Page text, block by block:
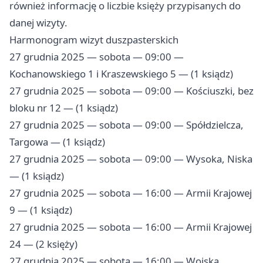
również informację o liczbie księży przypisanych do
danej wizyty.
Harmonogram wizyt duszpasterskich
27 grudnia 2025 — sobota — 09:00 —
Kochanowskiego 1 i Kraszewskiego 5 — (1 ksiądz)
27 grudnia 2025 — sobota — 09:00 — Kościuszki, bez
bloku nr 12 — (1 ksiądz)
27 grudnia 2025 — sobota — 09:00 — Spółdzielcza,
Targowa — (1 ksiądz)
27 grudnia 2025 — sobota — 09:00 — Wysoka, Niska
— (1 ksiądz)
27 grudnia 2025 — sobota — 16:00 — Armii Krajowej
9 — (1 ksiądz)
27 grudnia 2025 — sobota — 16:00 — Armii Krajowej
24 — (2 księży)